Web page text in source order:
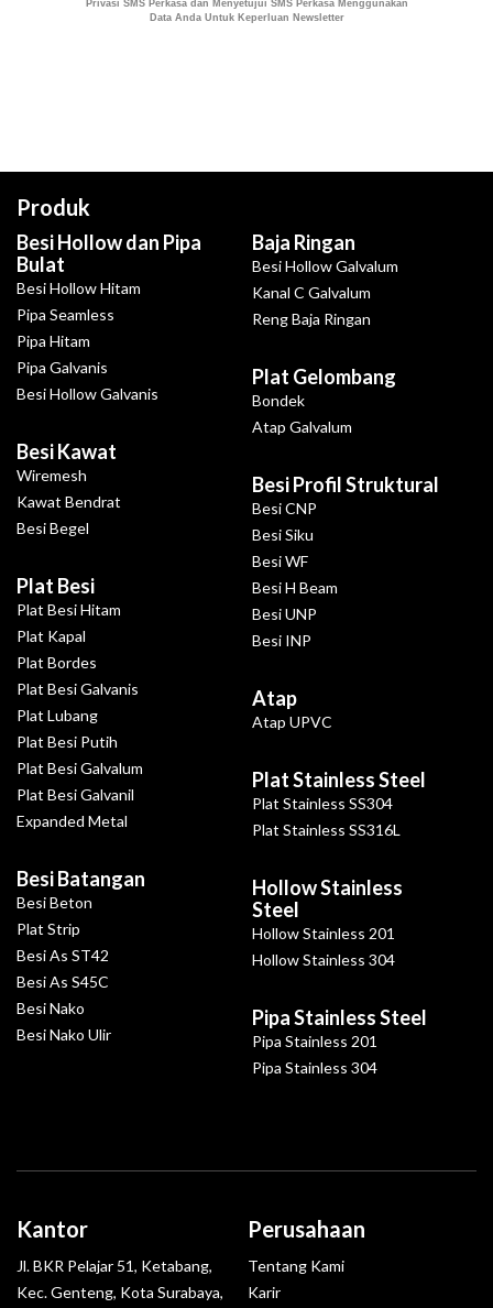
Produk
Besi Hollow dan Pipa
Bulat
Besi Hollow Hitam
Pipa Seamless
Pipa Hitam
Pipa Galvanis
Besi Hollow Galvanis
Besi Kawat
Wiremesh
Kawat Bendrat
Besi Begel
Plat Besi
Plat Besi Hitam
Plat Kapal
Plat Bordes
Plat Besi Galvanis
Plat Lubang
Plat Besi Putih
Plat Besi Galvalum
Plat Besi Galvanil
Expanded Metal
Besi Batangan
Besi Beton
Plat Strip
Besi As ST42
Besi As S45C
Besi Nako
Besi Nako Ulir
Baja Ringan
Besi Hollow Galvalum
Kanal C Galvalum
Reng Baja Ringan
Plat Gelombang
Bondek
Atap Galvalum
Besi Profil Struktural
Besi CNP
Besi Siku
Besi WF
Besi H Beam
Besi UNP
Besi INP
Atap
Atap UPVC
Plat Stainless Steel
Plat Stainless SS304
Plat Stainless SS316L
Hollow Stainless
Steel
Hollow Stainless 201
Hollow Stainless 304
Pipa Stainless Steel
Pipa Stainless 201
Pipa Stainless 304
Kantor
Jl. BKR Pelajar 51, Ketabang,
Kec. Genteng, Kota Surabaya,
Perusahaan
Tentang Kami
Karir